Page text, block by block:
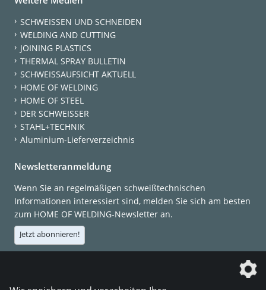
SCHWEISSEN UND SCHNEIDEN
WELDING AND CUTTING
JOINING PLASTICS
THERMAL SPRAY BULLETIN
SCHWEISSAUFSICHT AKTUELL
HOME OF WELDING
HOME OF STEEL
DER SCHWEISSER
STAHL+TECHNIK
Aluminium-Lieferverzeichnis
Newsletteranmeldung
Wenn Sie an regelmäßigen schweißtechnischen
Informationen interessiert sind, melden Sie sich am besten
zum HOME OF WELDING-Newsletter an.
Jetzt abonnieren!
Die DVS Media GmbH ist ein Unternehmen der